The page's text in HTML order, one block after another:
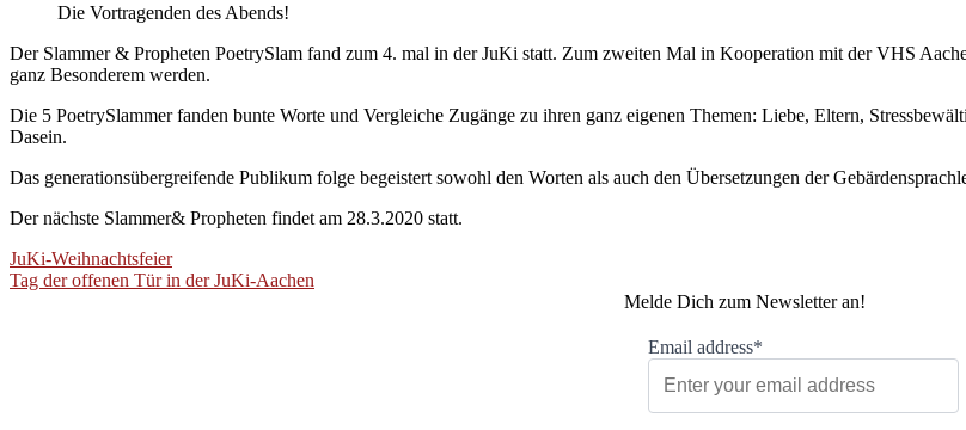
Die Vortragenden des Abends!
Der Slammer & Propheten PoetrySlam fand zum 4. mal in der JuKi statt. Zum zweiten Mal in Kooperation mit der VHS
ganz Besonderem werden.
Die 5 PoetrySlammer fanden bunte Worte und Vergleiche Zugänge zu ihren ganz eigenen Themen: Liebe, Eltern,
Dasein.
Das generationsübergreifende Publikum folge begeistert sowohl den Worten als auch den Übersetzungen der
Der nächste Slammer& Propheten findet am 28.3.2020 statt.
Beitragsnavigation
JuKi-Weihnachtsfeier
Tag der offenen Tür in der JuKi-Aachen
Melde Dich zum Newsletter an!
Email address*